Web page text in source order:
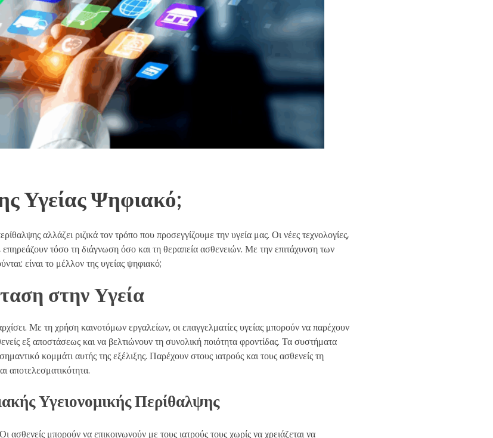
Υγείας Ψηφιακό;
αλλάζει ριζικά τον τρόπο που προσεγγίζουμε την υγεία μας. Οι νέες τεχνολογίες,
τόσο τη διάγνωση όσο και τη θεραπεία ασθενειών. Με την επιτάχυνση των
είναι το μέλλον της υγείας ψηφιακό;
στην Υγεία
Με τη χρήση καινοτόμων εργαλείων, οι επαγγελματίες υγείας μπορούν να παρέχουν
εξ αποστάσεως και να βελτιώνουν τη συνολική ποιότητα φροντίδας. Τα συστήματα
κομμάτι αυτής της εξέλιξης. Παρέχουν στους ιατρούς και τους ασθενείς τη
αποτελεσματικότητα.
Υγειονομικής Περίθαλψης
ασθενείς μπορούν να επικοινωνούν με τους ιατρούς τους χωρίς να χρειάζεται να